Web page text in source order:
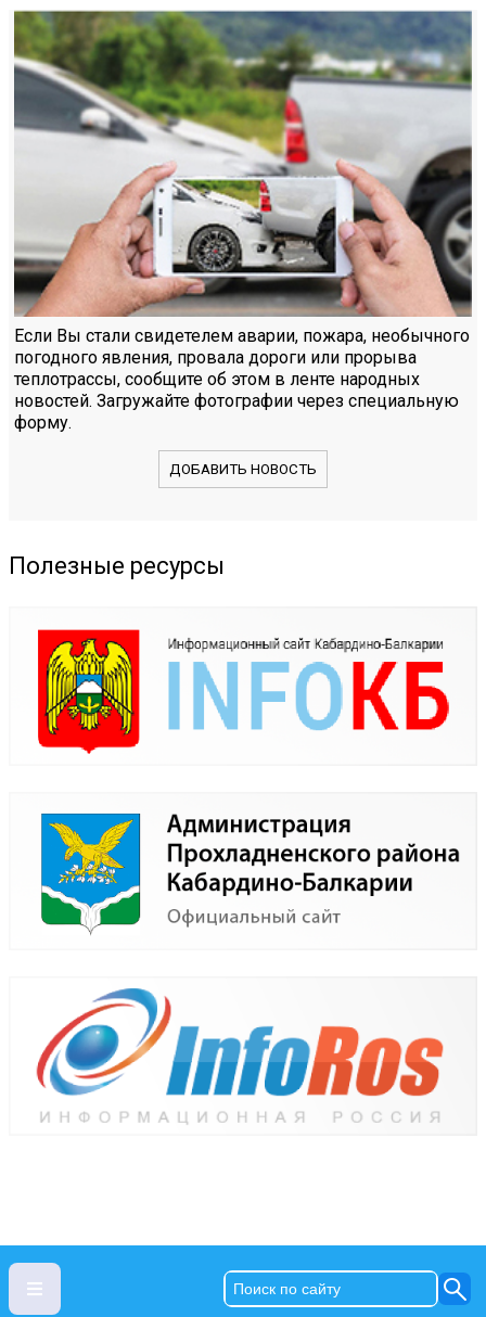
Если Вы стали свидетелем аварии, пожара, необычного
погодного явления, провала дороги или прорыва
теплотрассы, сообщите об этом в ленте народных
новостей. Загружайте фотографии через специальную
форму.
ДОБАВИТЬ НОВОСТЬ
Полезные ресурсы